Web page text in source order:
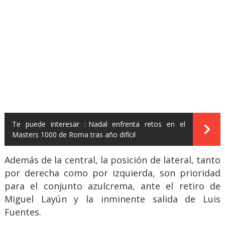
Te puede interesar : Nadal enfrenta retos en el
Masters 1000 de Roma tras año difícil
Además de la central, la posición de lateral, tanto
por derecha como por izquierda, son prioridad
para el conjunto azulcrema, ante el retiro de
Miguel Layún y la inminente salida de Luis
Fuentes.